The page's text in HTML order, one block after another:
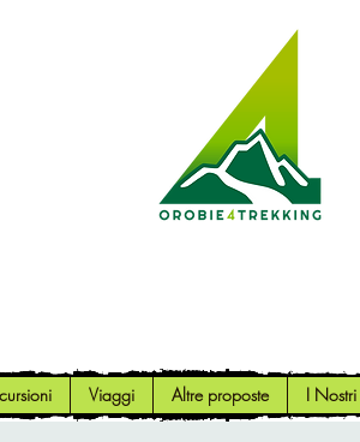
Viaggi Altre proposte I